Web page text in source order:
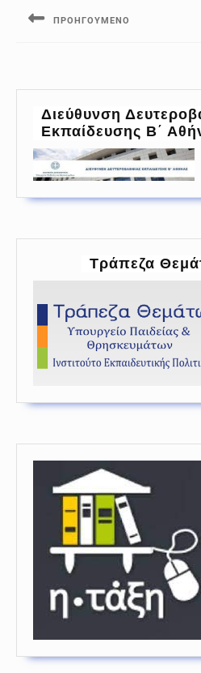
ΠΡΟΗΓΟΎΜΕΝΟ
Διεύθυνση
Εκπαίδευσης Β΄
Τράπεζα